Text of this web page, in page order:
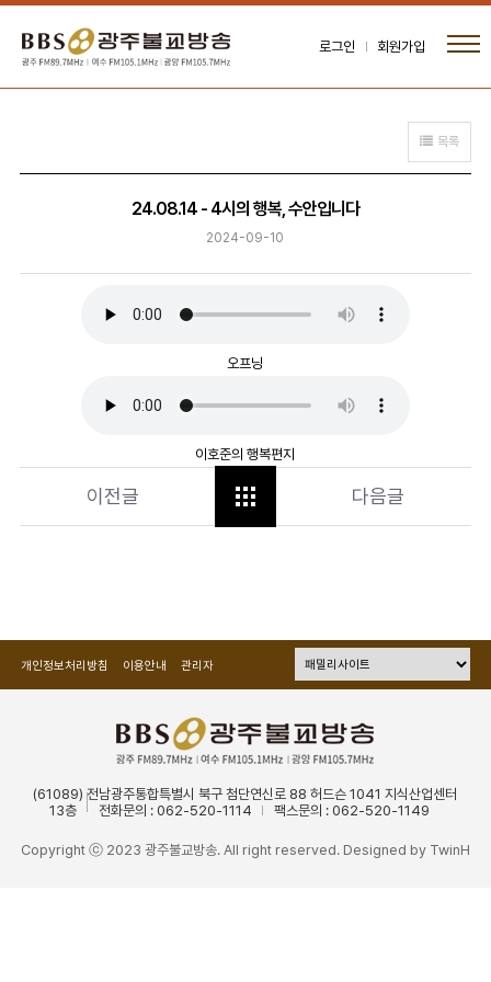
로그인 회원가입
목록
24.08.14 - 4시의 행복, 수안입니다
2024-09-10
오프닝
이호준의 행복편지
이전글 다음글
개인정보처리방침 이용안내 관리자
(61089) 전남광주통합특별시 북구 첨단연신로 88 허드슨 1041 지식산업센터
13층
전화문의 : 062-520-1114 팩스문의 : 062-520-1149
Copyright ⓒ 2023 광주불교방송. All right reserved. Designed by TwinH